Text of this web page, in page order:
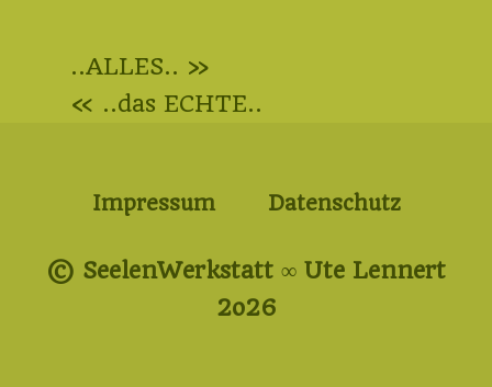
Beitragsnavigation
..ALLES.. »
« ..das ECHTE..
Impressum Datenschutz
© SeelenWerkstatt ∞ Ute Lennert
2o26